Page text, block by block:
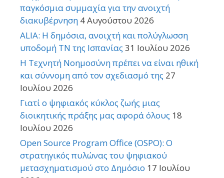
παγκόσμια συμμαχία για την ανοιχτή
διακυβέρνηση 4 Αυγούστου 2026
ALIA: Η δημόσια, ανοιχτή και πολύγλωσση
υποδομή ΤΝ της Ισπανίας 31 Ιουλίου 2026
Η Τεχνητή Νοημοσύνη πρέπει να είναι ηθική
και σύννομη από τον σχεδιασμό της 27
Ιουλίου 2026
Γιατί ο ψηφιακός κύκλος ζωής μιας
διοικητικής πράξης μας αφορά όλους 18
Ιουλίου 2026
Open Source Program Office (OSPO): Ο
στρατηγικός πυλώνας του ψηφιακού
μετασχηματισμού στο Δημόσιο 17 Ιουλίου